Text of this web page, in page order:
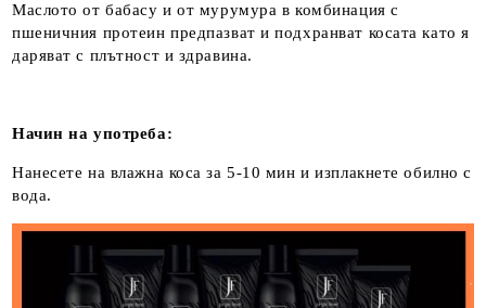
Маслото от бабасу и от мурумура в комбинация с
пшеничния протеин предпазват и подхранват косата като я
даряват с плътност и здравина.
Начин на употреба:
Нанесете на влажна коса за 5-10 мин и изплакнете обилно с
вода.